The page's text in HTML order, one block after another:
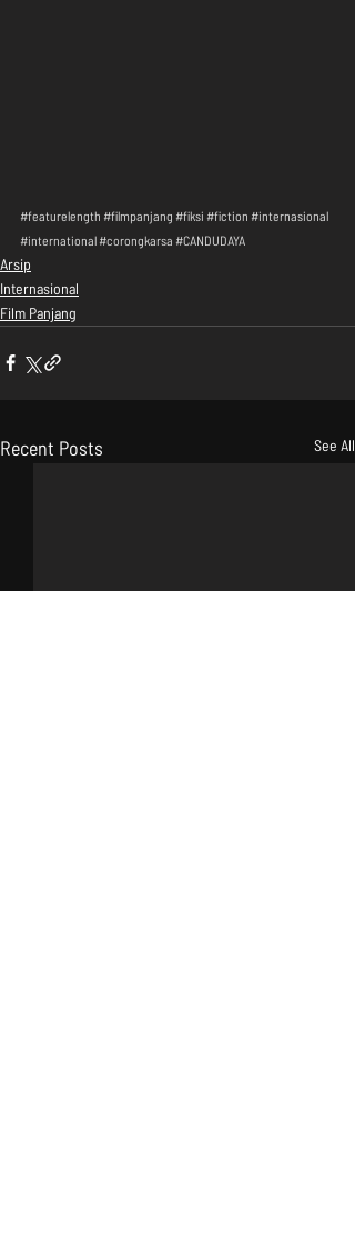
#featurelength #filmpanjang #fiksi #fiction #internasional
#international#corongkarsa #CANDUDAYA
Arsip
Internasional
Film Panjang
Recent Posts See All